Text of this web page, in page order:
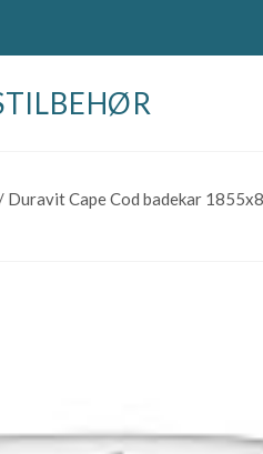
/ Duravit Cape Cod badekar